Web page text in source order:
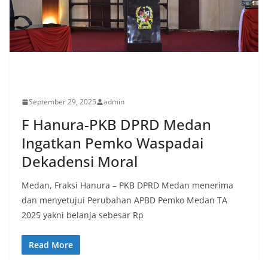
September 29, 2025 admin
F Hanura-PKB DPRD Medan
Ingatkan Pemko Waspadai
Dekadensi Moral
Medan, Fraksi Hanura – PKB DPRD Medan menerima
dan menyetujui Perubahan APBD Pemko Medan TA
2025 yakni belanja sebesar Rp
Read More